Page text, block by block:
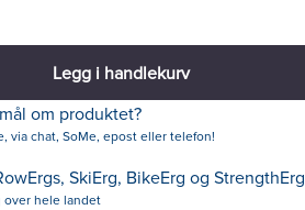
Legg i handlekurv
om produktet?
via chat, SoMe, epost eller telefon!
SkiErg, BikeErg og StrengthErg
over hele landet